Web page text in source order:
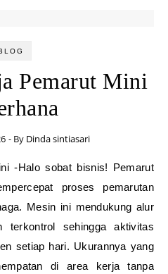
Pemarut Mini
- By Dinda sintiasari
proses pemarutan
Mesin ini mendukung alur
sehingga aktivitas
setiap hari. Ukurannya yang
di area kerja tanpa